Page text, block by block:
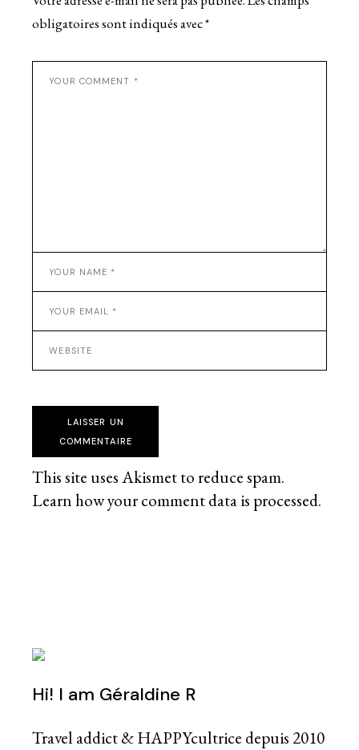
obligatoires sont indiqués avec*
LAISSER UN
COMMENTAIRE
This site uses Akismet to reduce spam.
Learn how your comment data is processed.
Hi! I am Géraldine R
Travel addict & HAPPYcultrice depuis 2010